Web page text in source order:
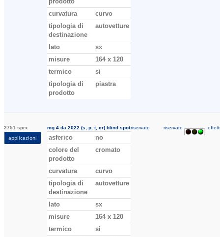
curvatura
curvo
tipologia di
destinazione
autovetture
lato
sx
misure
164 x 120
termico
si
tipologia di
prodotto
piastra
2751 sprx
applicazioni
mg 4 da 2022 (s, p, t, cr) blind spot
asferico
no
colore del
prodotto
cromato
curvatura
curvo
tipologia di
destinazione
autovetture
lato
sx
misure
164 x 120
termico
si
riservato riservato